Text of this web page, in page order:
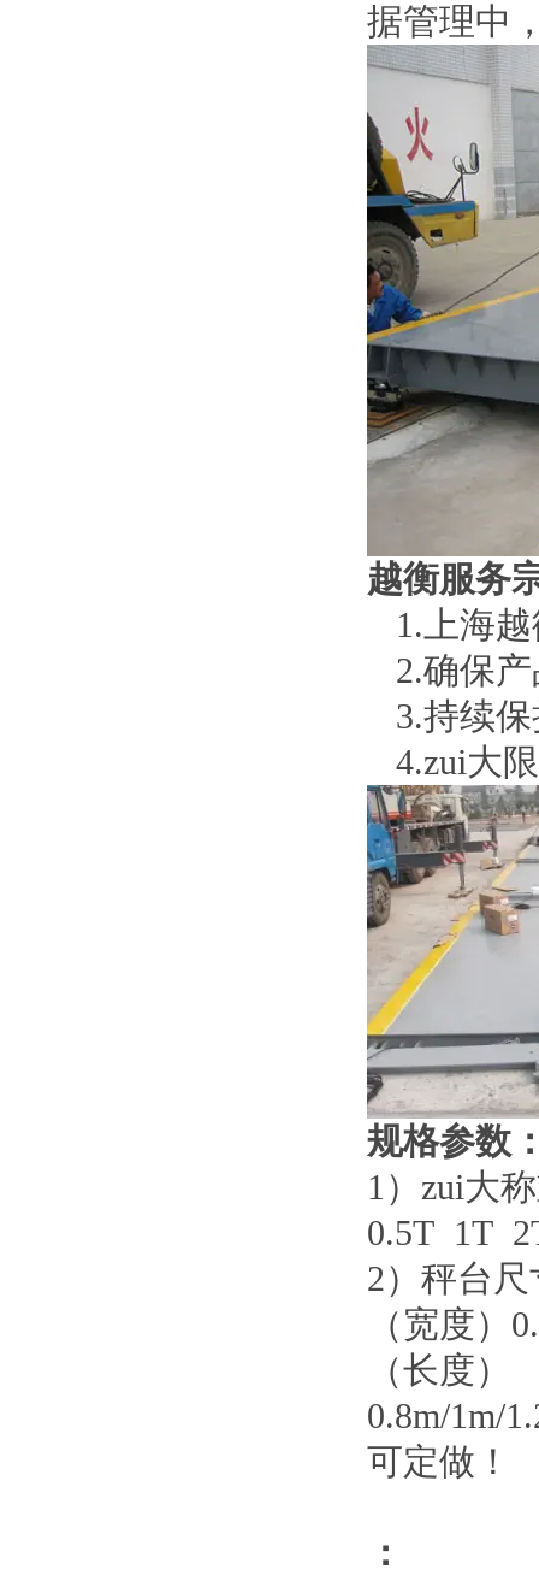
据管理中
越衡服务
1.上海
2.确保
3.持续
4.zui大
规格参数
1） zui大
0.5T 1T
2） 秤台尺
（宽度）
（长度）
0.8m/1m/
可定做！
：